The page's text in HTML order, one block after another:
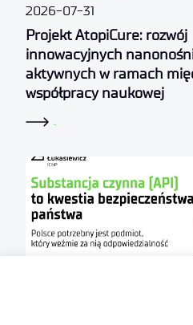
Projekt AtopiCure: rozwój
innowacyjnych
aktywnych w ramach
współpracy naukowej
2026-07-31
.